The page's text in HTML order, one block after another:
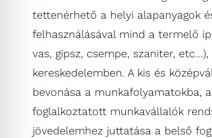
tettenérhető a helyi alapanyagok
felhasználásával mind a termelő
vas, gipsz, csempe, szaniter,
kereskedelemben. A kis és
bevonása a munkafolyamatokba,
foglalkoztatott munkavállalók
jövedelemhez juttatása a belső